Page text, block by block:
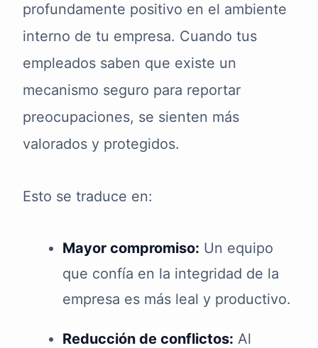
profundamente positivo en el ambiente
interno de tu empresa. Cuando tus
empleados saben que existe un
mecanismo seguro para reportar
preocupaciones, se sienten más
valorados y protegidos.
Esto se traduce en:
Mayor compromiso: Un equipo
que confía en la integridad de la
empresa es más leal y productivo.
Reducción de conflictos: Al